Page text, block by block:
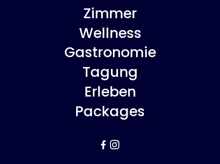
Zimmer
Wellness
Gastronomie
Tagung
Erleben
Packages
 